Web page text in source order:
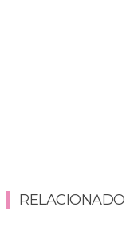
RELACIONADO